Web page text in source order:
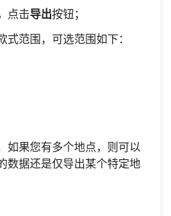
点击导出按钮；
范围，可选范围如下：
如果您有多个地点，则可以
数据还是仅导出某个特定地